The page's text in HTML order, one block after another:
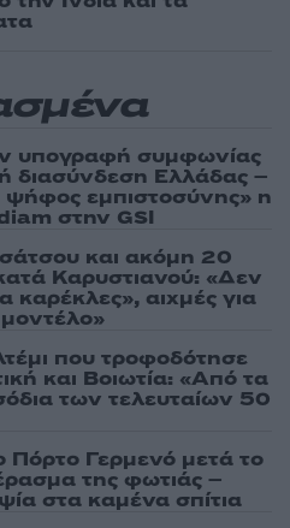
υπογραφή συμφωνίας
διασύνδεση Ελλάδας –
εμπιστοσύνης» η
στην GSI
και ακόμη 20
Καρυστιανού: «Δεν
αιχμές για
που τροφοδότησε
και Βοιωτία: «Από τα
των τελευταίων 50
Πόρτο Γερμενό μετά το
της φωτιάς –
στα καμένα σπίτια